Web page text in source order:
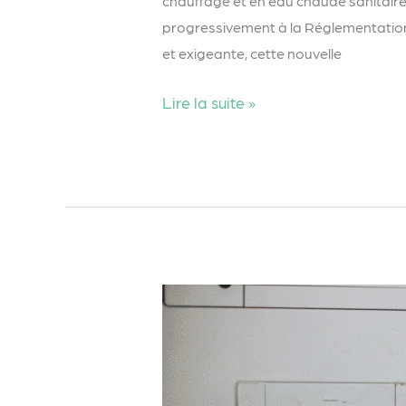
progressivement à la
et exigeante, cette nouvelle
Lire la suite »
Comment
fonctionne
un
chauffe-